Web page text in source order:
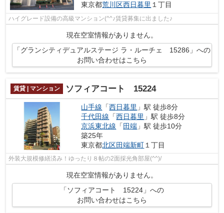
東京都荒川区西日暮里 １丁目
ハイグレード設備の高級マンション(^^♪賃貸募集に出ました♪
現在空室情報がありません。
「グランシティデュアルステージ ラ・ルーチェ 15286」への
お問い合わせはこちら
賃貸 | マンション ソフィアコート 15224
山手線 「西日暮里 」駅 徒歩8分
千代田線 「西日暮里 」駅 徒歩8分
京浜東北線 「 田端 」駅 徒歩10分
築25年
東京都北区田端新町 １丁目
外装大規模修繕済み！ゆったり８帖の2面採光角部屋(^^)/
現在空室情報がありません。
「ソフィアコート 15224」への
お問い合わせはこちら